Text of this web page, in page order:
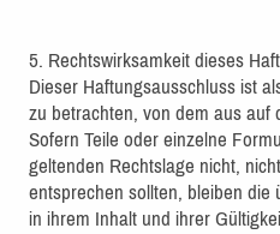
5. Rechtswirksamkeit dieses
Dieser Haftungsausschluss ist
zu betrachten, von dem aus auf
Sofern Teile oder einzelne
geltenden Rechtslage nicht,
entsprechen sollten, bleiben die
in ihrem Inhalt und ihrer